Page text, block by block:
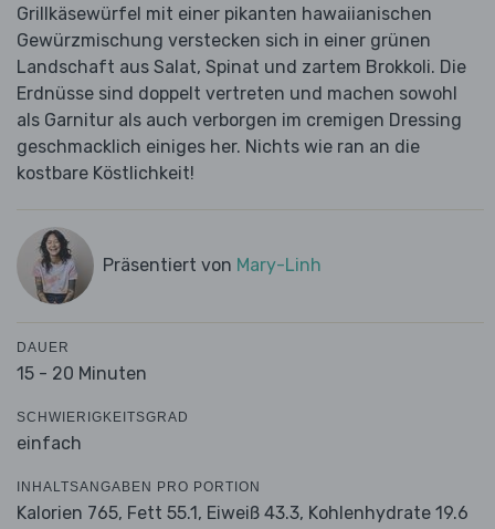
Grillkäsewürfel mit einer pikanten hawaiianischen
Gewürzmischung verstecken sich in einer grünen
Landschaft aus Salat, Spinat und zartem Brokkoli. Die
Erdnüsse sind doppelt vertreten und machen sowohl
als Garnitur als auch verborgen im cremigen Dressing
geschmacklich einiges her. Nichts wie ran an die
kostbare Köstlichkeit!
Präsentiert von Mary-Linh
DAUER
15 - 20 Minuten
SCHWIERIGKEITSGRAD
einfach
INHALTSANGABEN PRO PORTION
Kalorien 765, Fett 55.1, Eiweiß 43.3, Kohlenhydrate 19.6